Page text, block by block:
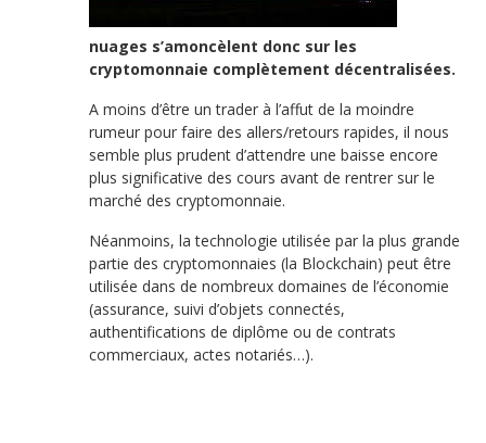
nuages s’amoncèlent donc sur les
cryptomonnaie complètement décentralisées.
A moins d’être un trader à l’affut de la moindre
rumeur pour faire des allers/retours rapides, il nous
semble plus prudent d’attendre une baisse encore
plus significative des cours avant de rentrer sur le
marché des cryptomonnaie.
Néanmoins, la technologie utilisée par la plus grande
partie des cryptomonnaies (la Blockchain) peut être
utilisée dans de nombreux domaines de l’économie
(assurance, suivi d’objets connectés,
authentifications de diplôme ou de contrats
commerciaux, actes notariés…).